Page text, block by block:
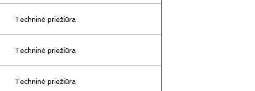
Techninė priežiūra
Techninė priežiūra
Techninė priežiūra